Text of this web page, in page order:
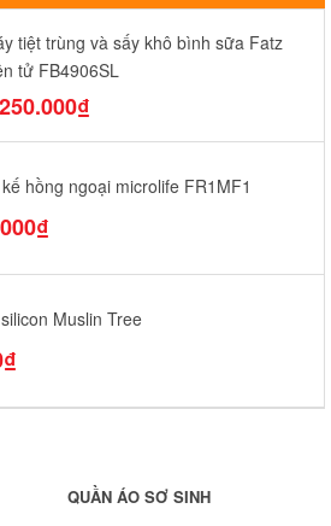
tiệt trùng và sấy khô bình sữa Fatz
tử FB4906SL
hồng ngoại microlife FR1MF1
Muslin Tree
QUẦN ÁO SƠ SINH